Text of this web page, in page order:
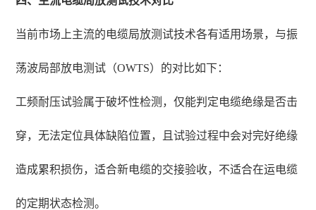
当前市场上主流的电缆局放测试技术各有适用场景，与振
荡波局部放电测试（OWTS）的对比如下：
工频耐压试验属于破坏性检测，仅能判定电缆绝缘是否击
穿，无法定位具体缺陷位置，且试验过程中会对完好绝缘
造成累积损伤，适合新电缆的交接验收，不适合在运电缆
的定期状态检测。